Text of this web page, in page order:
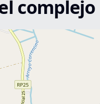
complejo